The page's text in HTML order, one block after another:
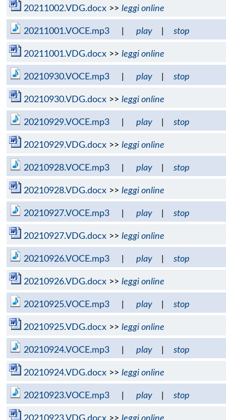
20211002.VDG.docx >> leggi online
20211001.VOCE.mp3 play stop
20211001.VDG.docx >> leggi online
20210930.VOCE.mp3 play stop
20210930.VDG.docx >> leggi online
20210929.VOCE.mp3 play stop
20210929.VDG.docx >> leggi online
20210928.VOCE.mp3 play stop
20210928.VDG.docx >> leggi online
20210927.VOCE.mp3 play stop
20210927.VDG.docx >> leggi online
20210926.VOCE.mp3 play stop
20210926.VDG.docx >> leggi online
20210925.VOCE.mp3 play stop
20210925.VDG.docx >> leggi online
20210924.VOCE.mp3 play stop
20210924.VDG.docx >> leggi online
20210923.VOCE.mp3 play stop